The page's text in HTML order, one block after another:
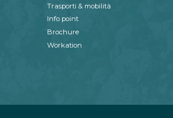
Trasporti & mobilità
Info point
Brochure
Workation